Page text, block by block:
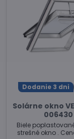
Dodanie 3 dni
Solárne okno
006430
Biele
strešné okno .